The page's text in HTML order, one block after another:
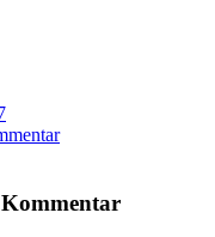
Kommentar